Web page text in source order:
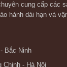
cung cấp các
hành dài hạn và
Bắc Ninh
Chinh - Hà Nội